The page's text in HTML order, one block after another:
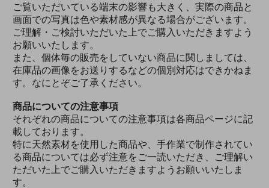
ご覧いただいている端末の影響も大きく、実際の商品と
画面での写真は色や素材感が異なる場合がございます。
ご理解・ご検討いただいた上でご購入いただきますよう
お願いいたします。
また、個体毎の販売をしていない商品に関しましては、
在庫品の画像をお送りするなどの個別対応はできかねま
す。なにとぞご了承ください。
商品についての注意事項
それぞれの商品についての注意事項は各商品ページに記
載しております。
特に天然素材を使用した商品や、手作業で制作されてい
る商品については必ず注意をご一読いただき、ご理解い
ただいた上でご購入いただきますようお願いいたしま
す。